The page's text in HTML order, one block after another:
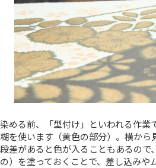
染める前、「型付け」といわれる作業
糊を使います（黄色の部分）。横から
段差があると色が入ることもあるので
の）を塗っておくことで、差し込みや